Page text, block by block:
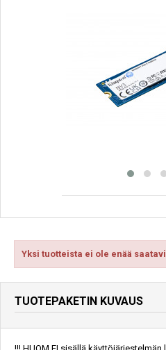
Yksi tuotteista ei ole enää
TUOTEPAKETIN KUVAUS